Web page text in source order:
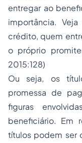
entregar ao
importância.
crédito, quem
o próprio
2015:128)
Ou seja, os
promessa de
figuras
beneficiário. Em
títulos podem ser